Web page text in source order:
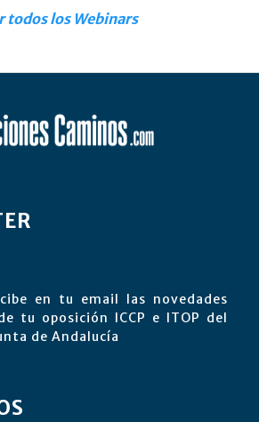
todos los Webinars
en tu email las novedades
tu oposición ICCP e ITOP del
de Andalucía